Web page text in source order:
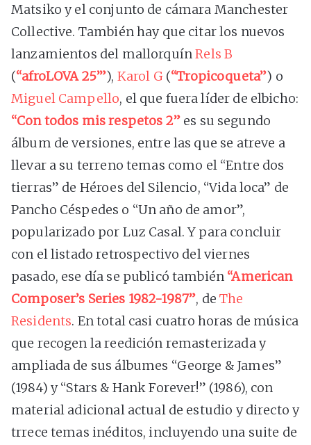
Matsiko y el conjunto de cámara Manchester
Collective. También hay que citar los nuevos
lanzamientos del mallorquínRels B
(“afroLOVA 25’”), Karol G (“Tropicoqueta”) o
Miguel Campello, el que fuera líder de elbicho:
“Con todos mis respetos 2”es su segundo
álbum de versiones, entre las que se atreve a
llevar a su terreno temas como el “Entre dos
tierras” de Héroes del Silencio, “Vida loca” de
Pancho Céspedes o “Un año de amor”,
popularizado por Luz Casal. Y para concluir
con el listado retrospectivo del viernes
pasado, ese día se publicó también “American
Composer’s Series 1982-1987”, de The
Residents. En total casi cuatro horas de música
que recogen la reedición remasterizada y
ampliada de sus álbumes “George & James”
(1984) y “Stars & Hank Forever!” (1986), con
material adicional actual de estudio y directo y
trrece temas inéditos, incluyendo una suite de